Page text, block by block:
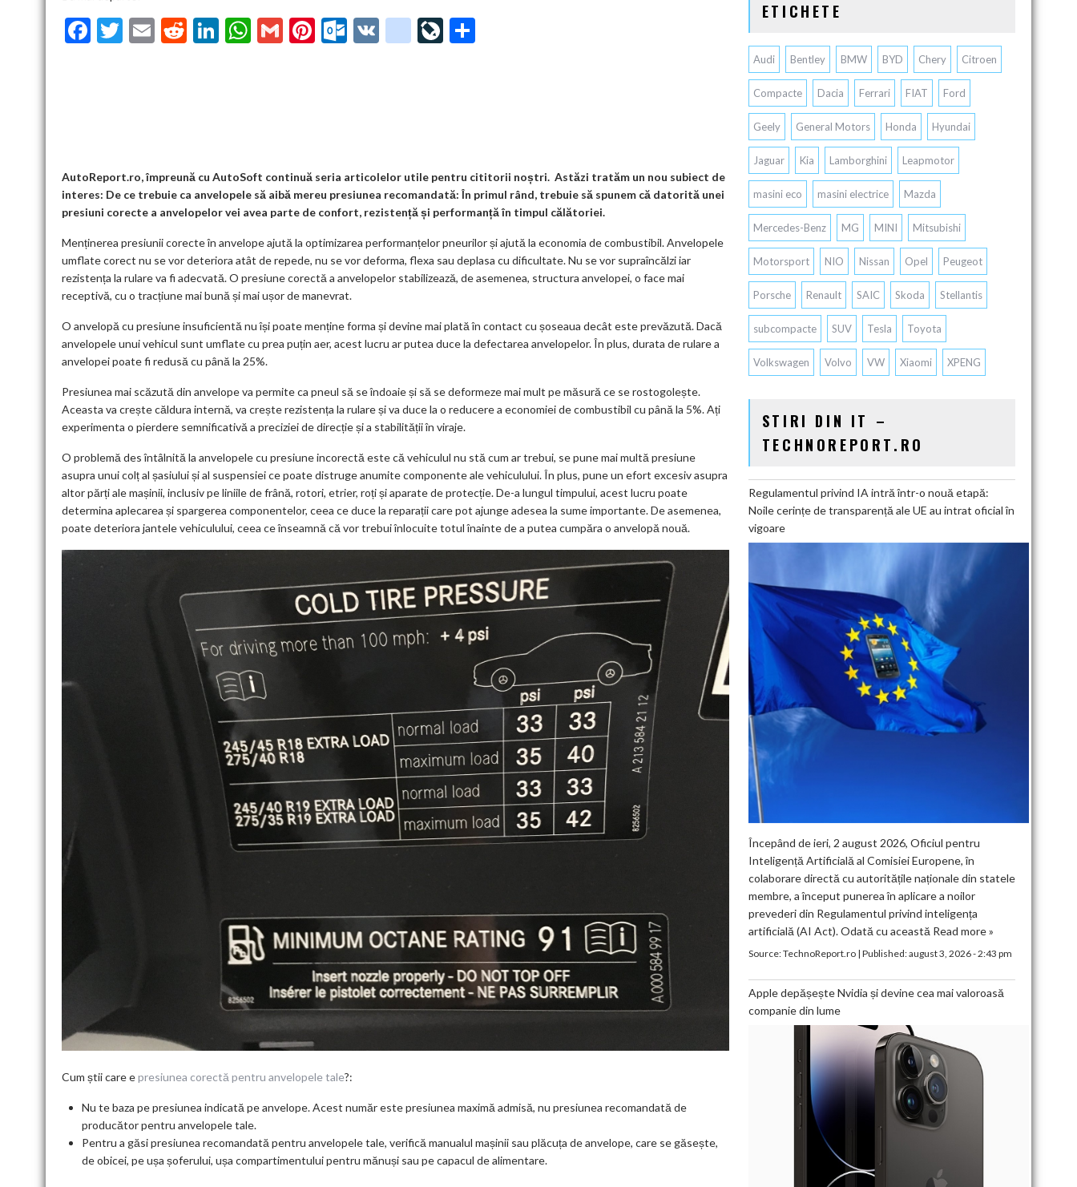
F
k
T
E
R
Li W
p
G
Pi O
m
g
o
o
k
m
ar
Li
AutoReport.ro, împreună cu AutoSoft continuă seria articolelor utile pentru cititorii noștri. Astăzi tratăm un nou subiect de
interes: De ce trebuie ca anvelopele să aibă mereu presiunea recomandată: În primul rând, trebuie să spunem că datorită unei
presiuni corecte a anvelopelor vei avea parte de confort, rezistență și performanță în timpul călătoriei.
Menținerea presiunii corecte în anvelope ajută la optimizarea performanțelor pneurilor și ajută la economia de combustibil. Anvelopele
umflate corect nu se vor deteriora atât de repede, nu se vor deforma, flexa sau deplasa cu dificultate. Nu se vor supraîncălzi iar
rezistența la rulare va fi adecvată. O presiune corectă a anvelopelor stabilizează, de asemenea, structura anvelopei, o face mai
receptivă, cu o tracțiune mai bună și mai ușor de manevrat.
O anvelopă cu presiune insuficientă nu își poate menține forma și devine mai plată în contact cu șoseaua decât este prevăzută. Dacă
anvelopele unui vehicul sunt umflate cu prea puțin aer, acest lucru ar putea duce la defectarea anvelopelor. În plus, durata de rulare a
anvelopei poate fi redusă cu până la 25%.
Presiunea mai scăzută din anvelope va permite ca pneul să se îndoaie și să se deformeze mai mult pe măsură ce se rostogolește.
Aceasta va crește căldura internă, va crește rezistența la rulare și va duce la o reducere a economiei de combustibil cu până la 5%. Ați
experimenta o pierdere semnificativă a preciziei de direcție și a stabilității în viraje.
O problemă des întâlnită la anvelopele cu presiune incorectă este că vehiculul nu stă cum ar trebui, se pune mai multă presiune
asupra unui colț al șasiului și al suspensiei ce poate distruge anumite componente ale vehiculului. În plus, pune un efort excesiv asupra
altor părți ale mașinii, inclusiv pe liniile de frână, rotori, etrier, roți și aparate de protecție. De-a lungul timpului, acest lucru poate
determina aplecarea și spargerea componentelor, ceea ce duce la reparații care pot ajunge adesea la sume importante. De asemenea,
poate deteriora jantele vehiculului, ceea ce înseamnă că vor trebui înlocuite totul înainte de a putea cumpăra o anvelopă nouă.
Cum știi care epresiunea corectă pentru anvelopele tale?:
Nu te baza pe presiunea indicată pe anvelope. Acest număr este presiunea maximă admisă, nu presiunea recomandată de
producător pentru anvelopele tale.
Pentru a găsi presiunea recomandată pentru anvelopele tale, verifică manualul mașinii sau plăcuța de anvelope, care se găsește,
de obicei, pe ușa șoferului, ușa compartimentului pentru mănuși sau pe capacul de alimentare.
ETICHETE
Audi Bentley BMW BYD Chery Citroen
Compacte Dacia Ferrari FIAT Ford
Geely General Motors Honda Hyundai
Jaguar Kia Lamborghini Leapmotor
masini eco masini electrice Mazda
Mercedes-Benz MG MINI Mitsubishi
Motorsport NIO Nissan Opel Peugeot
Porsche Renault SAIC Skoda Stellantis
subcompacte SUV Tesla Toyota
Volkswagen Volvo VW Xiaomi XPENG
STIRI DIN IT –
TECHNOREPORT.RO
Regulamentul privind IA intră într-o nouă etapă:
Noile cerințe de transparență ale UE au intrat oficial în
vigoare
Începând de ieri, 2 august 2026, Oficiul pentru
Inteligență Artificială al Comisiei Europene, în
colaborare directă cu autoritățile naționale din statele
membre, a început punerea în aplicare a noilor
prevederi din Regulamentul privind inteligența
artificială (AI Act). Odată cu această Read more »
Source:TechnoReport.ro| Published:august 3, 2026 - 2:43 pm
Apple depășește Nvidia și devine cea mai valoroasă
companie din lume